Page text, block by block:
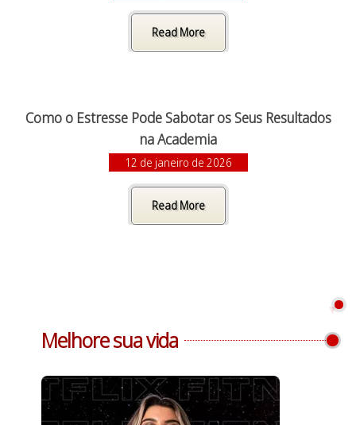
Read More
Como o Estresse Pode Sabotar os Seus Resultados
na Academia
12 de janeiro de 2026
Read More
Melhore sua vida